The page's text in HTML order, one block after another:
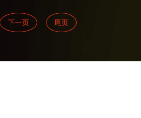
下一页 尾页